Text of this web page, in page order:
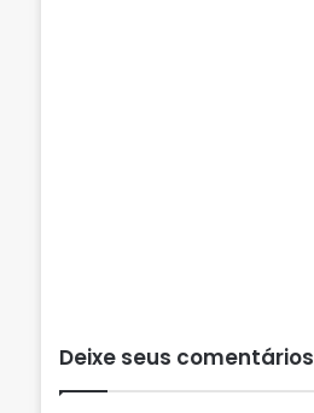
Deixe seus comentários